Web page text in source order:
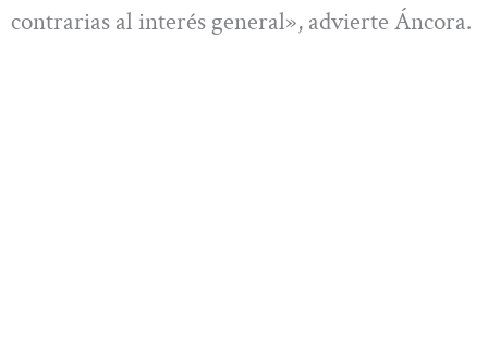
contrarias al interés general», advierte Áncora.